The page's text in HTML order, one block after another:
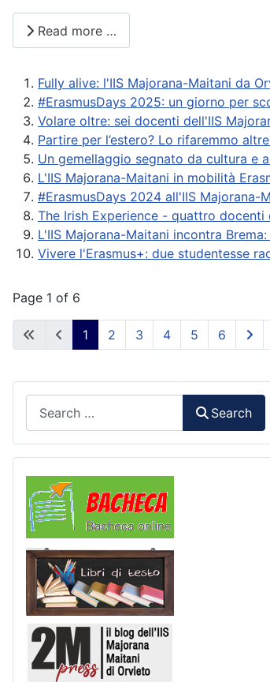
Read more …
Fully alive: l'IIS Majorana-Maitani da
#ErasmusDays 2025: un giorno per
Volare oltre: sei docenti dell'IIS
Partire per l’estero? Lo rifaremmo
Un gemellaggio segnato da cultura e
L'IIS Majorana-Maitani in mobilità
#ErasmusDays 2024 all'IIS
The Irish Experience - quattro docenti
L'IIS Majorana-Maitani incontra
Vivere l'Erasmus+: due studentesse
Page 1 of 6
1 2 3 4 5 6
Search
Libri di Testo